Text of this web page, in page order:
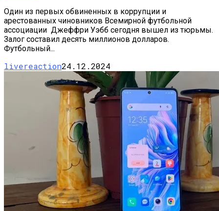
Один из первых обвиненных в коррупции и
арестованных чиновников Всемирной футбольной
ассоциации Джеффри Уэбб сегодня вышел из тюрьмы.
Залог составил десять миллионов долларов.
Футбольный...
livereaction24.12.2024